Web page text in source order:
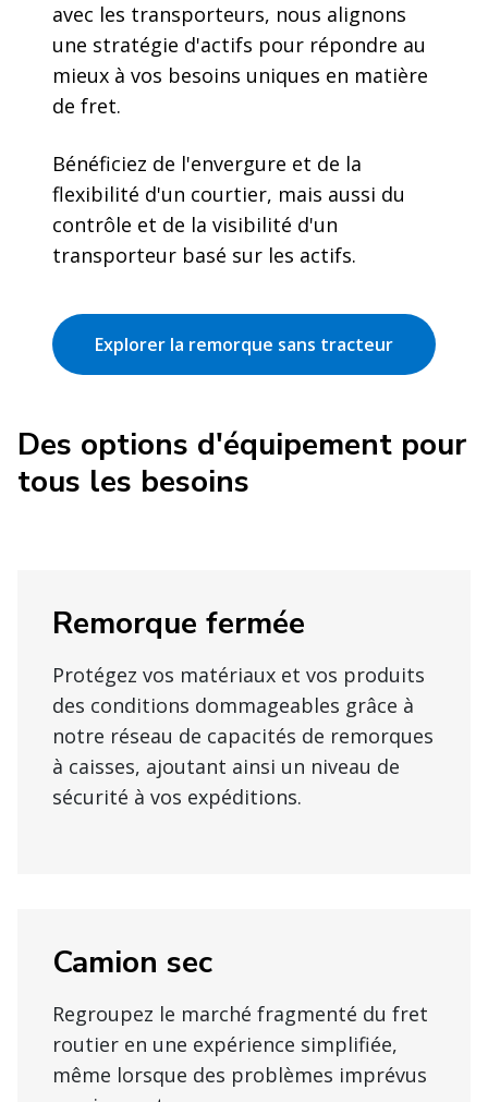
avec les transporteurs, nous alignons
une stratégie d'actifs pour répondre au
mieux à vos besoins uniques en matière
de fret.
Bénéficiez de l'envergure et de la
flexibilité d'un courtier, mais aussi du
contrôle et de la visibilité d'un
transporteur basé sur les actifs.
Explorer la remorque sans tracteur
Des options d'équipement pour
tous les besoins
Remorque fermée
Protégez vos matériaux et vos produits
des conditions dommageables grâce à
notre réseau de capacités de remorques
à caisses, ajoutant ainsi un niveau de
sécurité à vos expéditions.
Camion sec
Regroupez le marché fragmenté du fret
routier en une expérience simplifiée,
même lorsque des problèmes imprévus